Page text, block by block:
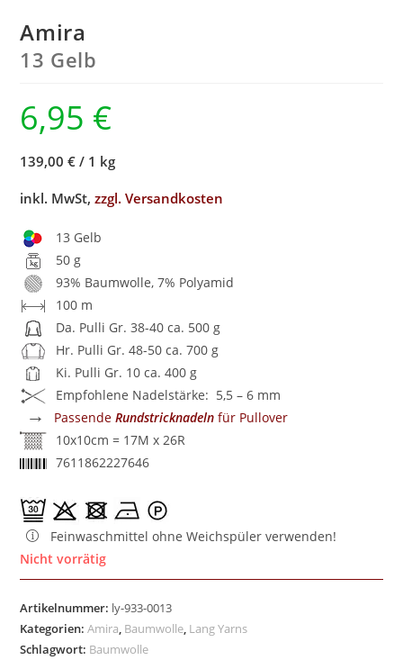
Amira
13 Gelb
6,95 €
139,00 € / 1 kg
inkl. MwSt,zzgl. Versandkosten
13 Gelb
50 g
93% Baumwolle, 7% Polyamid
100 m
Da. Pulli Gr. 38-40 ca. 500 g
Hr. Pulli Gr. 48-50 ca. 700 g
Ki. Pulli Gr. 10 ca. 400 g
Empfohlene Nadelstärke: 5,5 – 6 mm
→ PassendeRundstricknadeln für Pullover
10x10cm = 17M x 26R
7611862227646
Feinwaschmittel ohne Weichspüler verwenden!
Nicht vorrätig
Artikelnummer: ly-933-0013
Kategorien:Amira Baumwolle Lang Yarns
Schlagwort: Baumwolle